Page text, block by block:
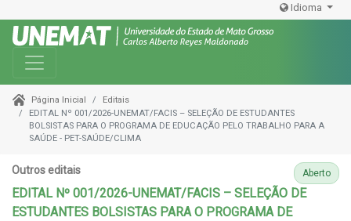
Idioma
Toggle navigation
Página Inicial
Editais
EDITAL Nº 001/2026-UNEMAT/FACIS – SELEÇÃO DE ESTUDANTES
BOLSISTAS PARA O PROGRAMA DE EDUCAÇÃO PELO TRABALHO PARA A
SAÚDE - PET-SAÚDE/CLIMA
Outros editais Aberto
EDITAL Nº 001/2026-UNEMAT/FACIS – SELEÇÃO DE
ESTUDANTES BOLSISTAS PARA O PROGRAMA DE